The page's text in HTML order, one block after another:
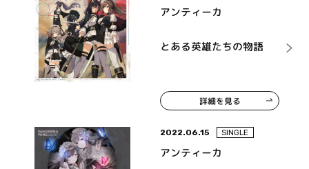
アンティーカ
とある英雄たちの物語
詳細を見る
2022.06.15 SINGLE
アンティーカ